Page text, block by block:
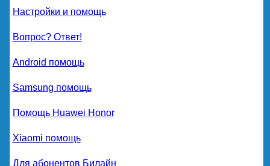
Настройки и помощь
Вопрос? Ответ!
Android помощь
Samsung помощь
Помощь Huawei Honor
Xiaomi помощь
Для абонентов Билайн